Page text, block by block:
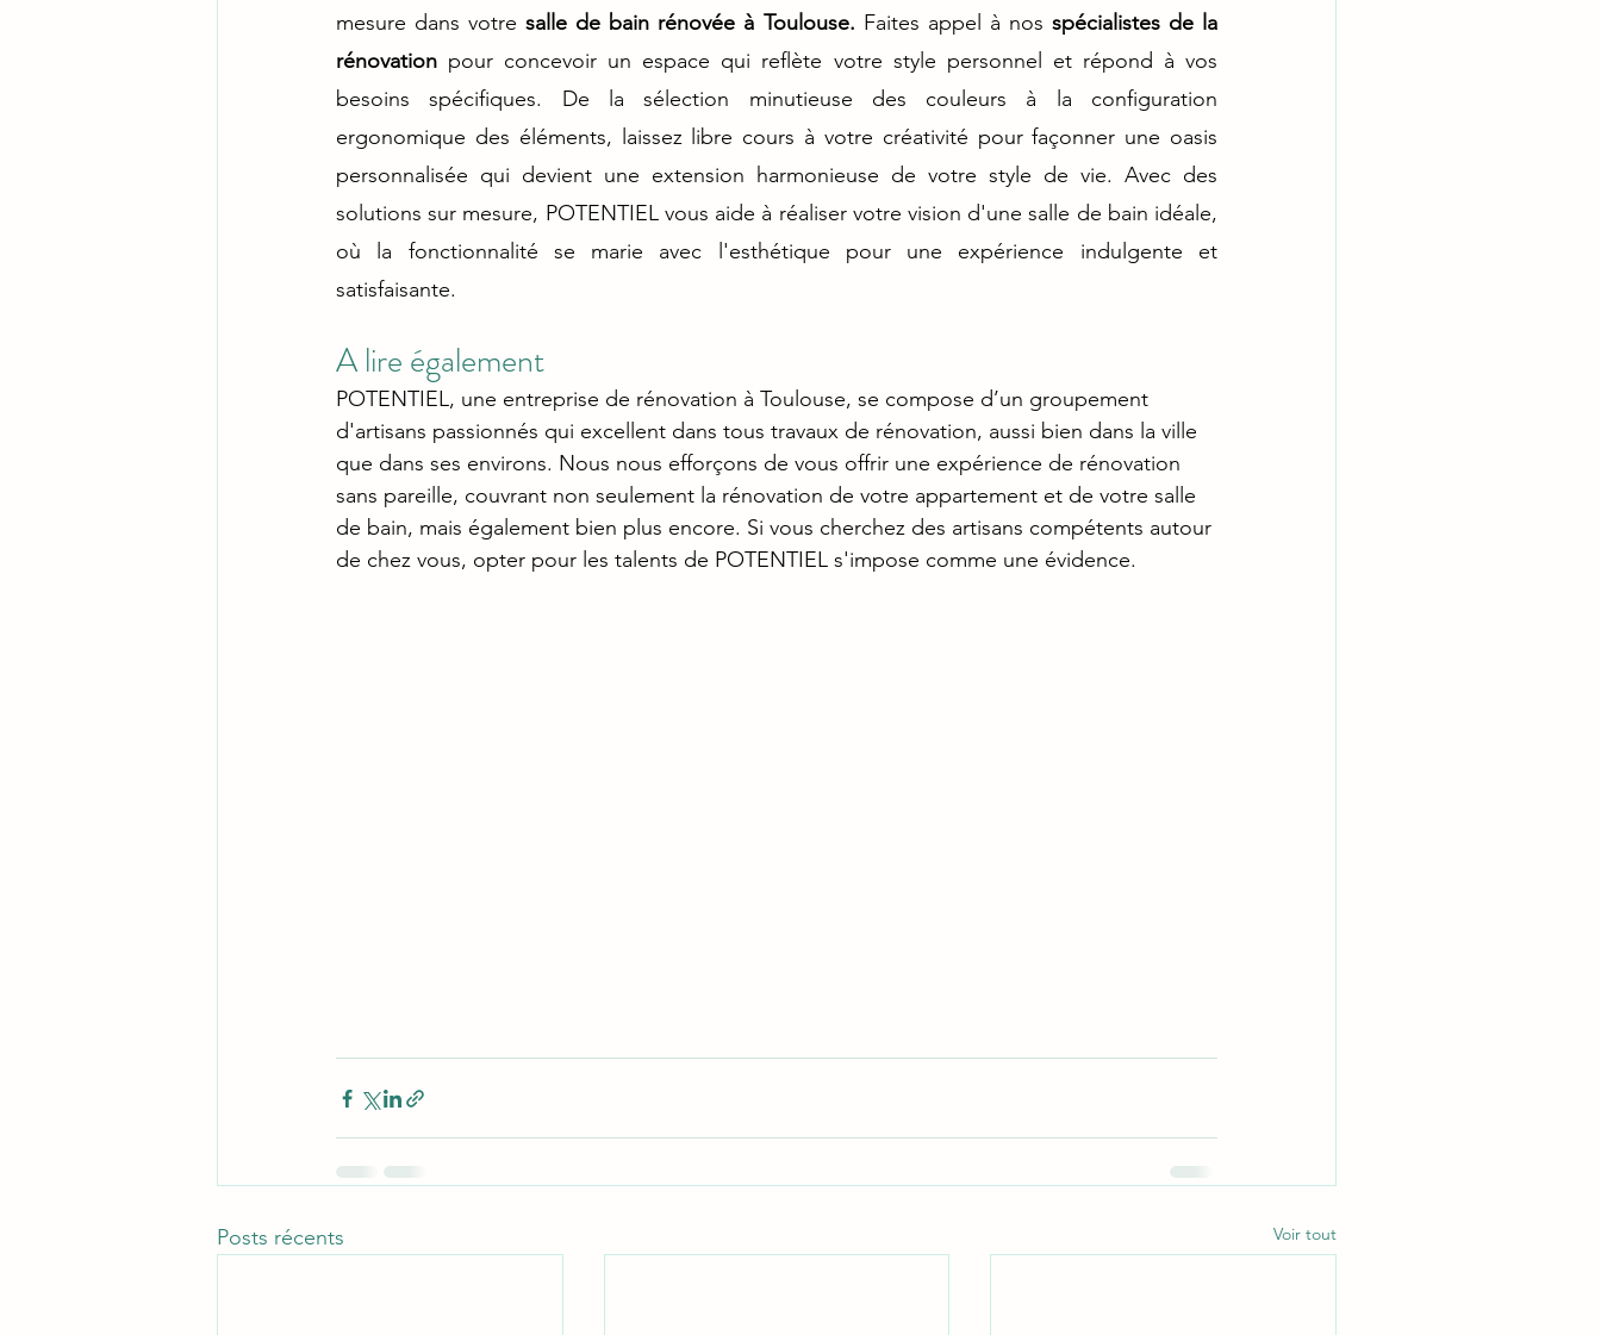
mesure dans votre salle de bain rénovée à Toulouse. Faites appel à nos spécialistes de la
rénovation pour concevoir un espace qui reflète votre style personnel et répond à vos
besoins spécifiques. De la sélection minutieuse des couleurs à la configuration
ergonomique des éléments, laissez libre cours à votre créativité pour façonner une oasis
personnalisée qui devient une extension harmonieuse de votre style de vie. Avec des
solutions sur mesure, POTENTIEL vous aide à réaliser votre vision d'une salle de bain idéale,
où la fonctionnalité se marie avec l'esthétique pour une expérience indulgente et
satisfaisante.
A lire également
POTENTIEL, une entreprise de rénovation à Toulouse, se compose d’un groupement
d'artisans passionnés qui excellent dans tous travaux de rénovation, aussi bien dans la ville
que dans ses environs. Nous nous efforçons de vous offrir une expérience de rénovation
sans pareille, couvrant non seulement la rénovation de votre appartement et de votre salle
de bain, mais également bien plus encore. Si vous cherchez des artisans compétents autour
de chez vous, opter pour les talents de POTENTIEL s'impose comme une évidence.
Posts récents Voir tout